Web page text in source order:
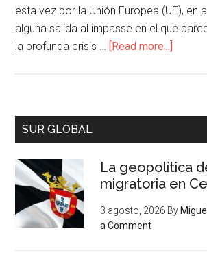
esta vez por la Unión Europea (UE), en
alguna salida al impasse en el que
la profunda crisis … [Read more...]
SUR GLOBAL
La geopolítica
migratoria en
3 agosto, 2026 By
a Comment